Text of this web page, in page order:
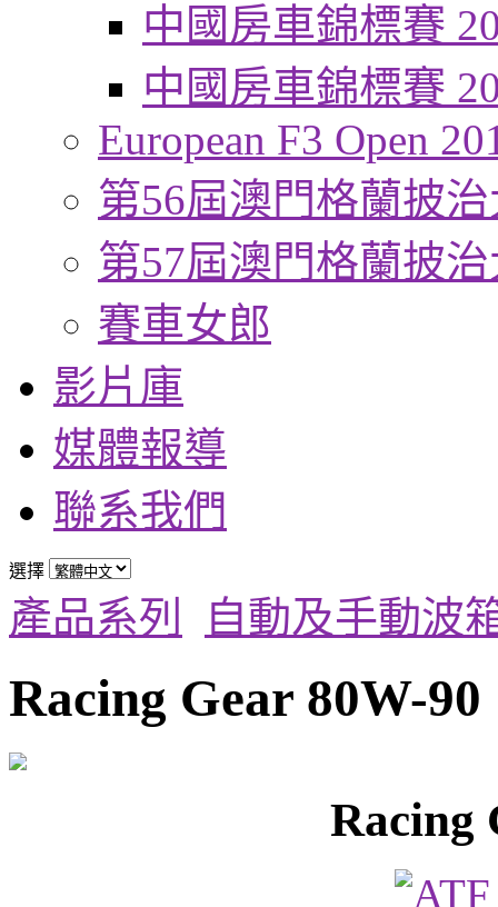
中國房車錦標賽
中國房車錦標賽
European F3 Open
第56屆澳門格蘭披
第57屆澳門格蘭披
賽車女郎
影片庫
媒體報導
聯系我們
選擇
產品系列 自動及手動波
Racing Gear 80W-90
Racing